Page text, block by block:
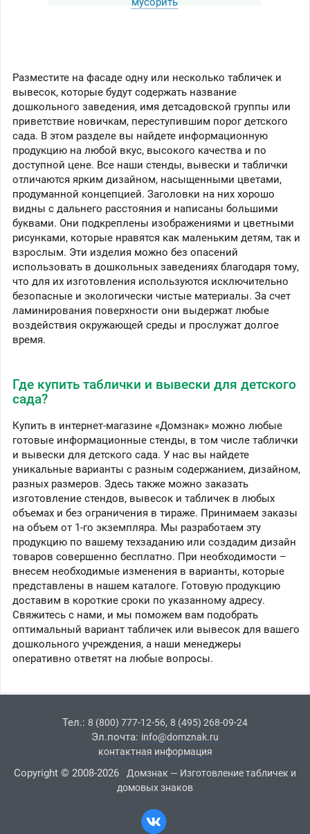
Разместите на фасаде одну или несколько табличек и
вывесок, которые будут содержать название
дошкольного заведения, имя детсадовской группы или
приветствие новичкам, переступившим порог детского
сада. В этом разделе вы найдете информационную
продукцию на любой вкус, высокого качества и по
доступной цене. Все наши стенды, вывески и таблички
отличаются ярким дизайном, насыщенными цветами,
продуманной концепцией. Заголовки на них хорошо
видны с дальнего расстояния и написаны большими
буквами. Они подкреплены изображениями и цветными
рисунками, которые нравятся как маленьким детям, так и
взрослым. Эти изделия можно без опасений
использовать в дошкольных заведениях благодаря тому,
что для их изготовления используются исключительно
безопасные и экологически чистые материалы. За счет
ламинирования поверхности они выдержат любые
воздействия окружающей среды и прослужат долгое
время.
Где купить таблички и вывески для детского
сада?
Купить в интернет-магазине «Домзнак» можно любые
готовые информационные стенды, в том числе таблички
и вывески для детского сада. У нас вы найдете
уникальные варианты с разным содержанием, дизайном,
разных размеров. Здесь также можно заказать
изготовление стендов, вывесок и табличек в любых
объемах и без ограничения в тираже. Принимаем заказы
на объем от 1-го экземпляра. Мы разработаем эту
продукцию по вашему техзаданию или создадим дизайн
товаров совершенно бесплатно. При необходимости –
внесем необходимые изменения в варианты, которые
представлены в нашем каталоге. Готовую продукцию
доставим в короткие сроки по указанному адресу.
Свяжитесь с нами, и мы поможем вам подобрать
оптимальный вариант табличек или вывесок для вашего
дошкольного учреждения, а наши менеджеры
оперативно ответят на любые вопросы.
Тел.: 8 (800) 777-12-56, 8 (495) 268-09-24
Эл.почта: info@domznak.ru
контактная информация
Copyright © 2008-2026
Домзнак — Изготовление табличек и
домовых знаков